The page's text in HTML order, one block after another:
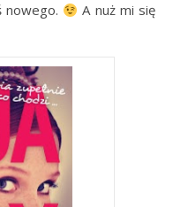
nowego.
A nuż mi się